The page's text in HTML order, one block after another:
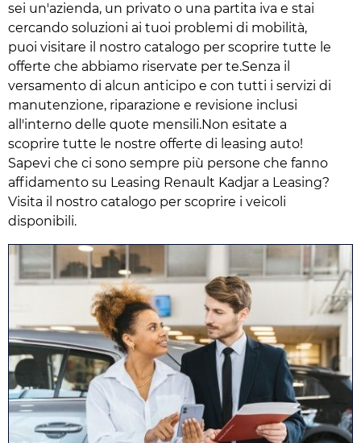
sei un'azienda, un privato o una partita iva e stai
cercando soluzioni ai tuoi problemi di mobilità,
puoi visitare il nostro catalogo per scoprire tutte le
offerte che abbiamo riservate per te.Senza il
versamento di alcun anticipo e con tutti i servizi di
manutenzione, riparazione e revisione inclusi
all'interno delle quote mensili.Non esitate a
scoprire tutte le nostre offerte di leasing auto!
Sapevi che ci sono sempre più persone che fanno
affidamento su Leasing Renault Kadjar a Leasing?
Visita il nostro catalogo per scoprire i veicoli
disponibili.